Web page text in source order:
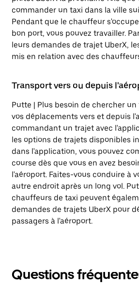
commander un taxi dans la ville
Pendant que le chauffeur
bon port, vous pouvez travailler.
leurs demandes de trajet UberX,
mis en relation avec des
Transport vers ou depuis
Putte | Plus besoin de chercher un
vos déplacements vers et depuis
commandant un trajet avec
les options de trajets disponibles
dans l'application, vous pouvez
course dès que vous en avez
l'aéroport. Faites-vous conduire à
autre endroit après un long vol.
chauffeurs de taxi peuvent
demandes de trajets UberX pour
passagers à l'aéroport.
Questions